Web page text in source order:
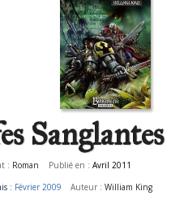
Sanglantes
: Roman Publié en : Avril 2011
: Février 2009 Auteur :William King